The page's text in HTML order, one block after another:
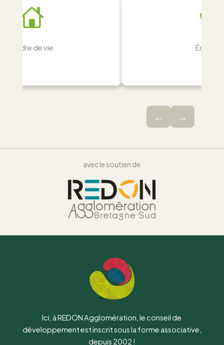
Cadre de vie
← →
avec le soutien de
Ici, à REDON Agglomération, le conseil de
développement est inscrit sous la forme associative,
depuis 2002 !